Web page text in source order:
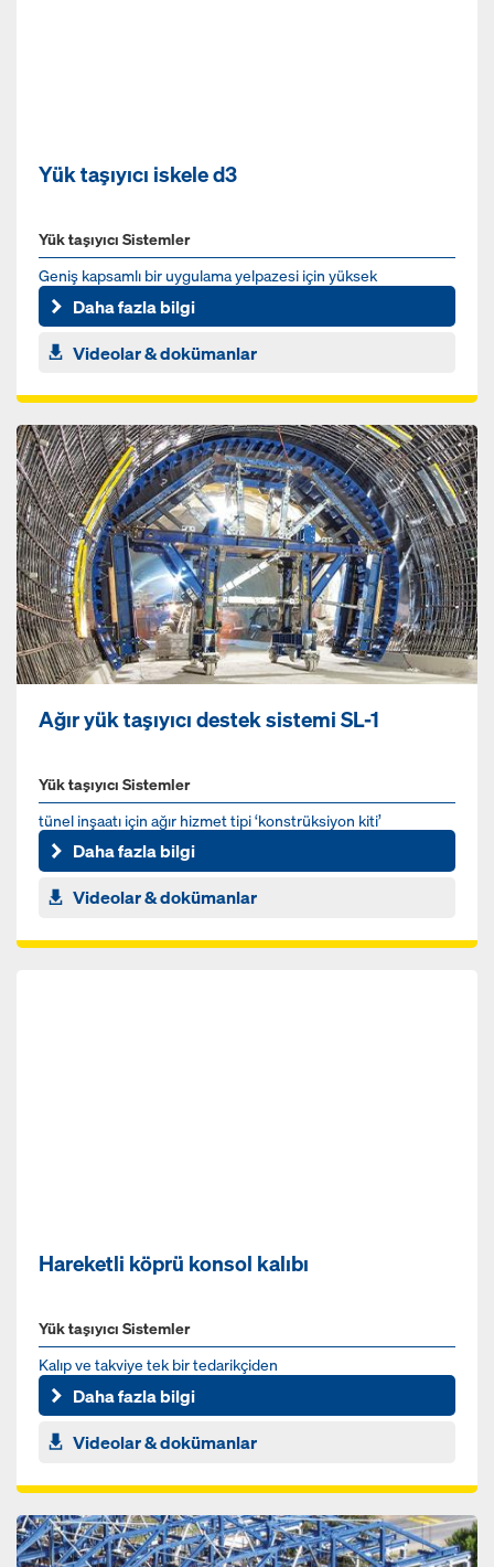
Yük taşıyıcı iskele d3
Yük taşıyıcı Sistemler
Geniş kapsamlı bir uygulama yelpazesi için yüksek
performanslı ve özellikle maliyet etkin takviye sistemi
Daha fazla bilgi
Videolar & dokümanlar
Ağır yük taşıyıcı destek sistemi SL-1
Yük taşıyıcı Sistemler
tünel inşaatı için ağır hizmet tipi ‘konstrüksiyon kiti’
Daha fazla bilgi
Videolar & dokümanlar
Hareketli köprü konsol kalıbı
Yük taşıyıcı Sistemler
Kalıp ve takviye tek bir tedarikçiden
Daha fazla bilgi
Videolar & dokümanlar